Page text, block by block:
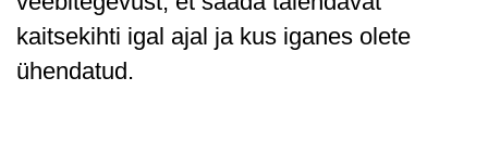
kaitsekihti igal ajal ja kus iganes olete
ühendatud.